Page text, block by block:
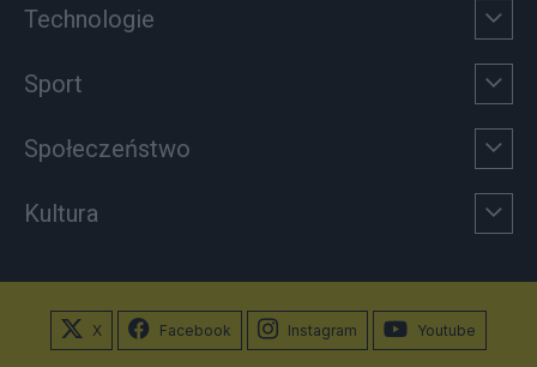
Technologie
Sport
Społeczeństwo
Kultura
X Facebook Instagram Youtube